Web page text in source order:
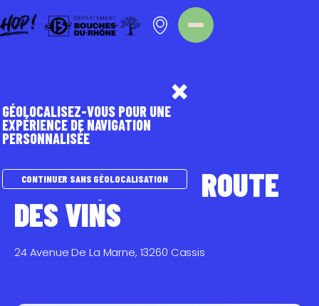
CASSIS, SUR LA ROUTE
DES VINS
24 Avenue De La Marne, 13260 Cassis
GÉOLOCALISEZ-VOUS POUR UNE
EXPÉRIENCE DE NAVIGATION
PERSONNALISÉE
CONTINUER SANS GÉOLOCALISATION